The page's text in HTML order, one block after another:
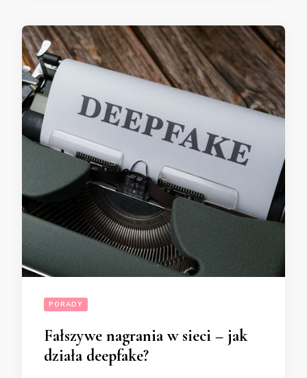
PORADY
Fałszywe nagrania w sieci – jak
działa deepfake?